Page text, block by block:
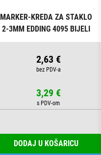
MARKER-KREDA ZA STAKLO
2-3MM EDDING 4095 BIJELI
2,63 €
3,29 €
DODAJ U KOŠARICU